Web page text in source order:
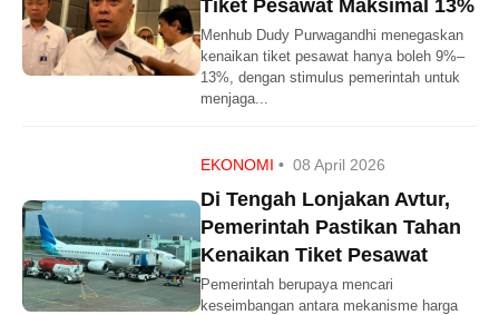
Tiket Pesawat Maksimal 13%
Menhub Dudy Purwagandhi menegaskan
kenaikan tiket pesawat hanya boleh 9%–
13%, dengan stimulus pemerintah untuk
menjaga...
EKONOMI • 08 April 2026
Di Tengah Lonjakan Avtur,
Pemerintah Pastikan Tahan
Kenaikan Tiket Pesawat
Pemerintah berupaya mencari
keseimbangan antara mekanisme harga